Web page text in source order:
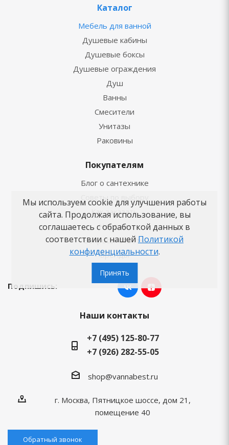
Каталог
Мебель для ванной
Душевые кабины
Душевые боксы
Душевые ограждения
Душ
Ванны
Смесители
Унитазы
Раковины
Покупателям
Блог о сантехнике
Советы по выбору
Как заказать
Новости
Вопросы-ответы
Бренды
Подпишись:
Наши контакты
+7 (495) 125-80-77
+7 (926) 282-55-05
shop@vannabest.ru
г. Москва, Пятницкое шоссе, дом 21,
помещение 40
Обратный звонок
Мы используем cookie для улучшения работы
сайта. Продолжая использование, вы
соглашаетесь с обработкой данных в
соответствии с нашей Политикой
конфиденциальности.
Принять